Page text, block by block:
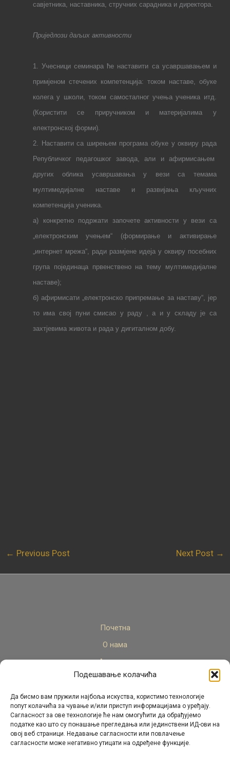
Подешавање колачића
Да бисмо вам пружили најбоља искуства, користимо технологије
попут колачића за чување и/или приступ информацијама о уређају.
Сагласност за ове технологије ће нам омогућити да обрађујемо
податке као што су понашање прегледања или јединствени ИД-ови на
овој веб страници. Недавање сагласности или повлачење
сагласности може негативно утицати на одређене функције.
савјетника, наставника, стручних сарадника и директора.
Приједлози даљих активности
1. Учесници семинара ће наставити са усавршавањем и
примјеном стечених компетенција: током наставе, обуке
колега у школи, током самосталног учења ученика итд.
(Користити се приручником и материјалима у
електронској форми).
2. Наставити са ширењем програма обуке у оквиру рада
Републичког педагошког завода, али и афирмисањем
других облика усавршавања у вези са темама
мултимедијалне наставе и развијања кључних
компетенција ученика.
а) конкретно подржати започете активности у вези са
„електронским учењем“ (формирање и активирање
„интернет мрежа“, ради размјене идеја у оквиру посебних
група појединаца првенствено на тему мултимедијалне
наставе);
б) афирмисати „електронско припремање за наставу“, јер
то има свој пуни смисао у раду , а и у складу је са
захтјевима живота и рада у дигиталном добу.
← Previous Post Next Post →
Почетна
О нама
Актуелно
Стручни кадар
Пројекти
Архива
Контакт